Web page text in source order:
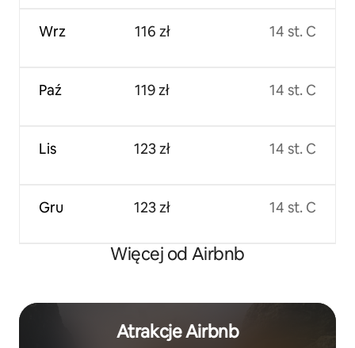
Wrz
Paź
Lis
Gru
116 zł
119 zł
123 zł
123 zł
14 st. C
14 st. C
14 st. C
14 st. C
Więcej od Airbnb
Atrakcje Airbnb